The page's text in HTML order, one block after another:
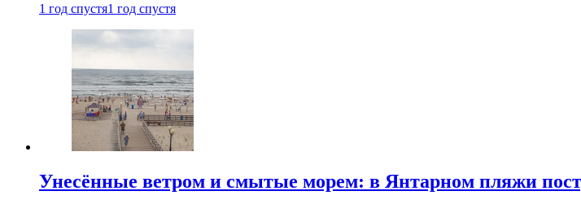
1 год спустя1 год спустя
Унесённые ветром и смытые морем: в Янтарном пляжи